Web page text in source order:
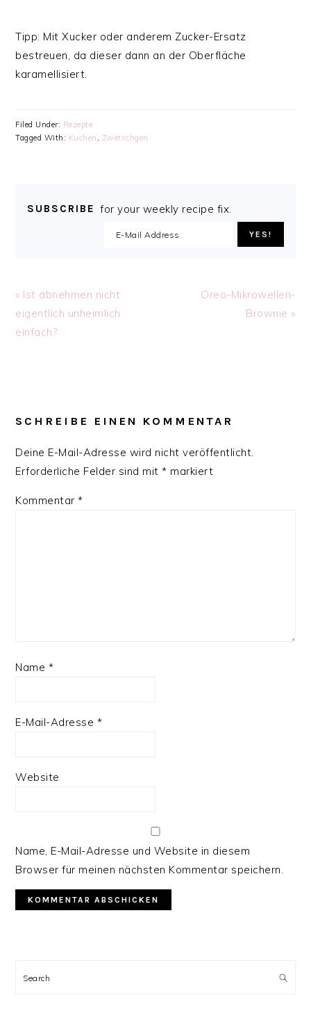
Tipp: Mit Xucker oder anderem Zucker-Ersatz
bestreuen, da dieser dann an der Oberfläche
karamellisiert.
Filed Under: Rezepte
Tagged With: Kuchen , Zwetschgen
SUBSCRIBE for your weekly recipe fix.
Previous
Post:
« Ist abnehmen nicht
eigentlich unheimlich
einfach?
Next
Oreo-Mikrowellen-
Brownie »
SCHREIBE EINEN KOMMENTAR
Deine E-Mail-Adresse wird nicht veröffentlicht.
Erforderliche Felder sind mit* markiert
Kommentar*
Name *
E-Mail-Adresse *
Website
Name, E-Mail-Adresse und Website in diesem
Browser für meinen nächsten Kommentar speichern.
SIDEBAR
Search